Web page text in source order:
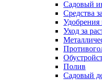
Садовый
Средства
Удобрения
Уход за
Полив
Садовый